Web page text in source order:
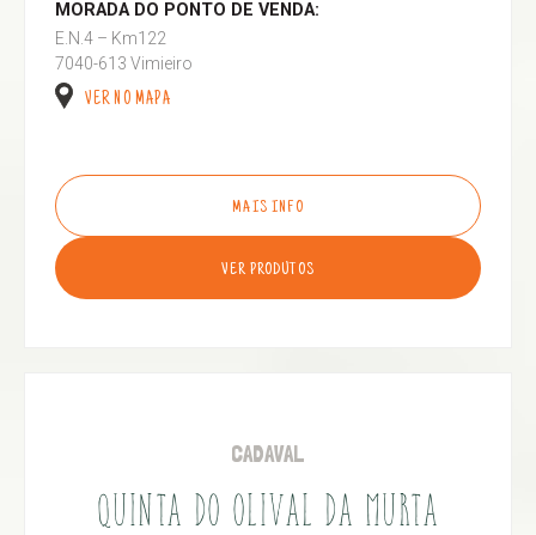
MORADA DO PONTO DE VENDA:
E.N.4 – Km122
7040-613 Vimieiro
VER NO MAPA
MAIS INFO
VER PRODUTOS
CADAVAL
QUINTA DO OLIVAL DA MURTA